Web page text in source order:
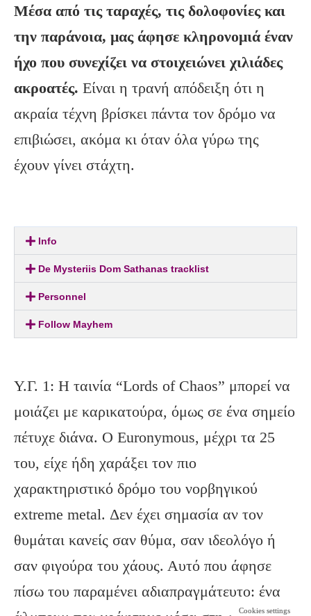
Μέσα από τις ταραχές, τις δολοφονίες και
την παράνοια, μας άφησε κληρονομιά έναν
ήχο που συνεχίζει να στοιχειώνει χιλιάδες
ακροατές. Είναι η τρανή απόδειξη ότι η
ακραία τέχνη βρίσκει πάντα τον δρόμο να
επιβιώσει, ακόμα κι όταν όλα γύρω της
έχουν γίνει στάχτη.
Info
De Mysteriis Dom Sathanas tracklist
Personnel
Follow Mayhem
Υ.Γ. 1: Η ταινία “Lords of Chaos” μπορεί να
μοιάζει με καρικατούρα, όμως σε ένα σημείο
πέτυχε διάνα. Ο Euronymous, μέχρι τα 25
του, είχε ήδη χαράξει τον πιο
χαρακτηριστικό δρόμο του νορβηγικού
extreme metal. Δεν έχει σημασία αν τον
θυμάται κανείς σαν θύμα, σαν ιδεολόγο ή
σαν φιγούρα του χάους. Αυτό που άφησε
πίσω του παραμένει αδιαπραγμάτευτο: ένα
Cookies settings